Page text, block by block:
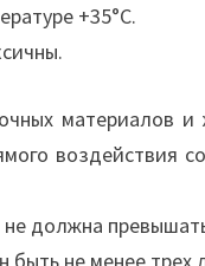
+35°С.
материалов
воздействия
должна
не менее трех